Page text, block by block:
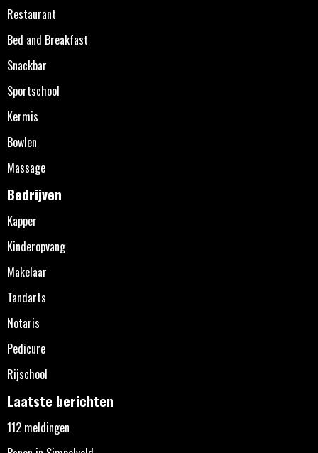
Restaurant
Bed and Breakfast
Snackbar
Sportschool
Kermis
Bowlen
Massage
Bedrijven
Kapper
Kinderopvang
Makelaar
Tandarts
Notaris
Pedicure
Rijschool
Laatste berichten
112 meldingen